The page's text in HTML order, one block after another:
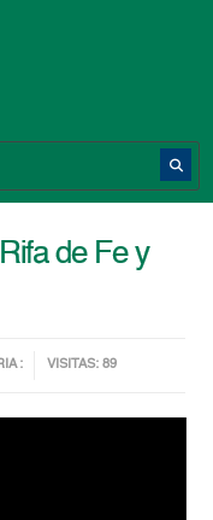
de Fe y
: VISITAS: 89